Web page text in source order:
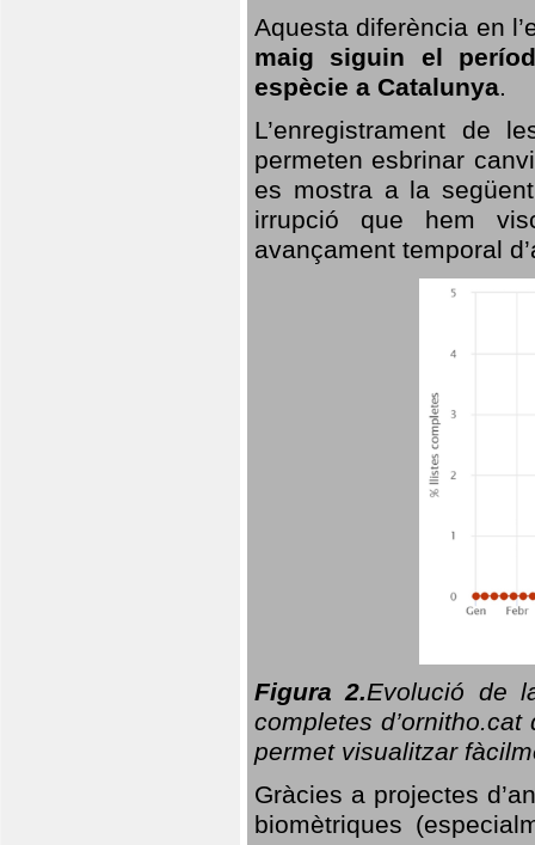
Aquesta diferència en
maig siguin el
espècie a Catalunya.
L’enregistrament de
permeten esbrinar
es mostra a la
irrupció que hem
avançament temporal
Figura 2.Evolució de
completes
permet visualitzar
Gràcies a projectes
biomètriques